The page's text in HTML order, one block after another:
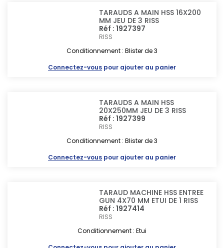
TARAUDS A MAIN HSS 16X200
MM JEU DE 3 RISS
Réf : 1927397
RISS
Conditionnement : Blister de 3
Connectez-vous pour ajouter au panier
TARAUDS A MAIN HSS
20X250MM JEU DE 3 RISS
Réf : 1927399
RISS
Conditionnement : Blister de 3
Connectez-vous pour ajouter au panier
TARAUD MACHINE HSS ENTREE
GUN 4X70 MM ETUI DE 1 RISS
Réf : 1927414
RISS
Conditionnement : Etui